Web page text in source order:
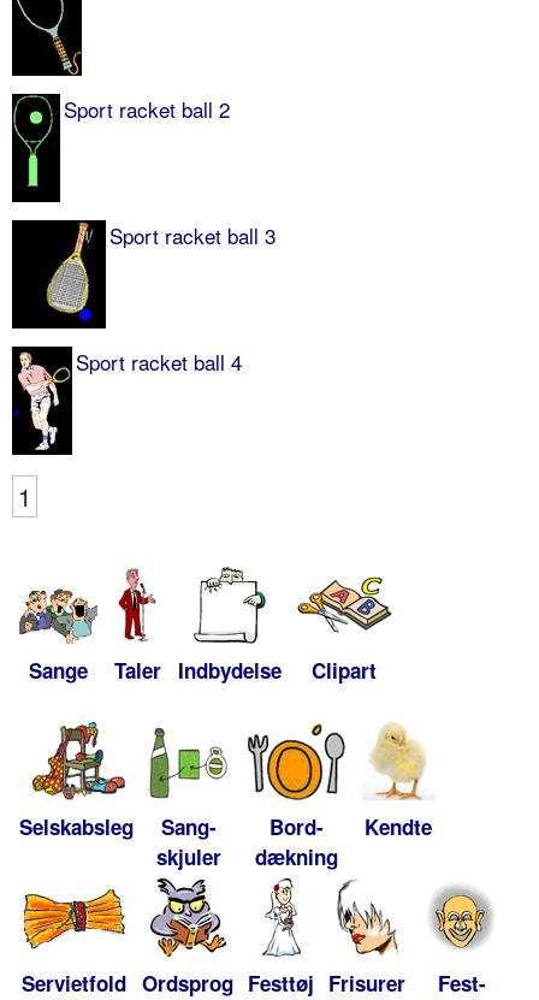
Sport racket ball 2
Sport racket ball 3
Sport racket ball 4
1
Sange Taler Indbydelse Clipart
Selskabsleg
Sang-
skjuler
Bord-
dækning
Kendte
Servietfold Ordsprog Festtøj Frisurer
Fest-